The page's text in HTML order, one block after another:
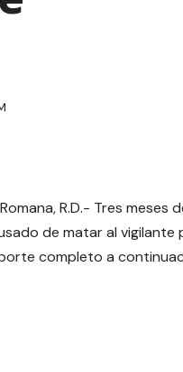
R.D.- Tres
de matar al vigilante
completo a